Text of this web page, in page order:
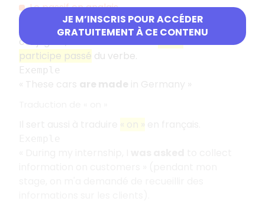
JE M’INSCRIS POUR ACCÉDER
GRATUITEMENT À CE CONTENU
Le passif en anglais
passifest très utilisé en anglais. Pour le
conjuguer, on utilise l'auxiliaire« be »suivi du
participe passé du verbe.
Exemple